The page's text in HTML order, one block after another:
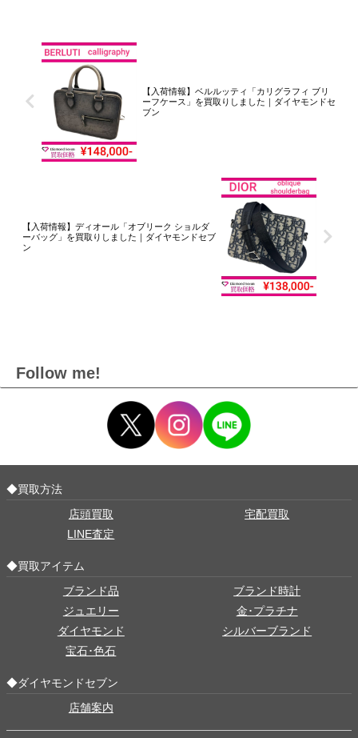
【入荷情報】ベルルッティ「カリグラフィ ブリ
ーフケース」を買取りしました｜ダイヤモンドセ
ブン
【入荷情報】ディオール「オブリーク ショルダ
ーバッグ」を買取りしました｜ダイヤモンドセブ
ン
Follow me!
◆買取方法
店頭買取
宅配買取
LINE査定
◆買取アイテム
ブランド品
ブランド時計
ジュエリー
金･プラチナ
ダイヤモンド
シルバーブランド
宝石･色石
◆ダイヤモンドセブン
店舗案内